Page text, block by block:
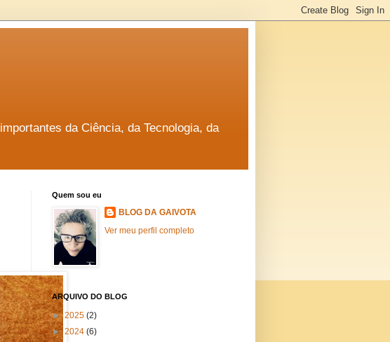
da Ciência, da Tecnologia, da
Quem sou eu
BLOG DA GAIVOTA
Ver meu perfil completo
ARQUIVO DO BLOG
►2025 (2)
►2024 (6)